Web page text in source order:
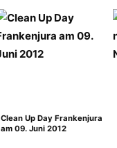
Clean Up Day Frankenjura
am 09. Juni 2012